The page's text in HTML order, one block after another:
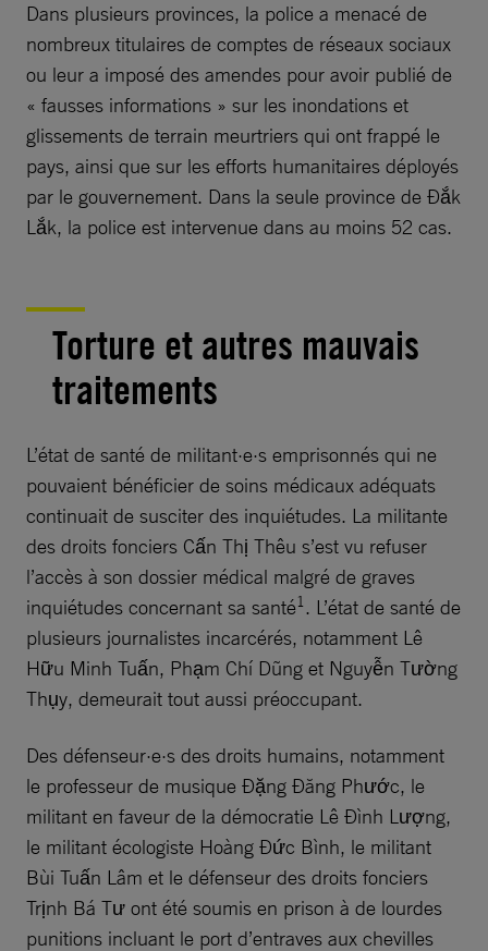
Dans plusieurs provinces, la police a menacé de
nombreux titulaires de comptes de réseaux sociaux
ou leur a imposé des amendes pour avoir publié de
« fausses informations » sur les inondations et
glissements de terrain meurtriers qui ont frappé le
pays, ainsi que sur les efforts humanitaires déployés
par le gouvernement. Dans la seule province de Đắk
Lắk, la police est intervenue dans au moins 52 cas.
Torture et autres mauvais
traitements
L’état de santé de militant·e·s emprisonnés qui ne
pouvaient bénéficier de soins médicaux adéquats
continuait de susciter des inquiétudes. La militante
des droits fonciers Cấn Thị Thêu s’est vu refuser
l’accès à son dossier médical malgré de graves
inquiétudes concernant sa santé1. L’état de santé de
plusieurs journalistes incarcérés, notamment Lê
Hữu Minh Tuấn, Phạm Chí Dũng et Nguyễn Tường
Thụy, demeurait tout aussi préoccupant.
Des défenseur·e·s des droits humains, notamment
le professeur de musique Đặng Đăng Phước, le
militant en faveur de la démocratie Lê Đình Lượng,
le militant écologiste Hoàng Đức Bình, le militant
Bùi Tuấn Lâm et le défenseur des droits fonciers
Trịnh Bá Tư ont été soumis en prison à de lourdes
punitions incluant le port d’entraves aux chevilles